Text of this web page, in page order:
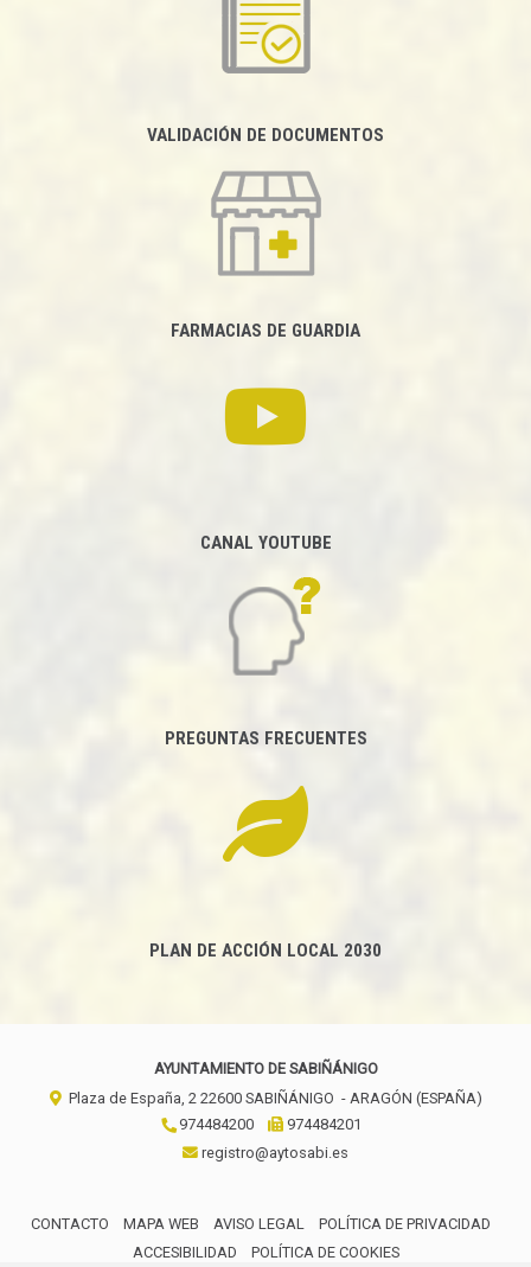
VALIDACIÓN DE DOCUMENTOS
FARMACIAS DE GUARDIA
CANAL YOUTUBE
PREGUNTAS FRECUENTES
PLAN DE ACCIÓN LOCAL 2030
AYUNTAMIENTO DE SABIÑÁNIGO
Plaza de España, 2 22600 SABIÑÁNIGO - ARAGÓN (ESPAÑA)
974484200
974484201
registro@aytosabi.es
CONTACTO MAPA WEB AVISO LEGAL
POLÍTICA DE PRIVACIDAD
ACCESIBILIDAD
POLÍTICA DE COOKIES